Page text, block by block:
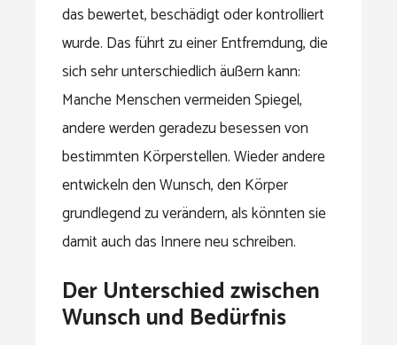
das bewertet, beschädigt oder kontrolliert
wurde. Das führt zu einer Entfremdung, die
sich sehr unterschiedlich äußern kann:
Manche Menschen vermeiden Spiegel,
andere werden geradezu besessen von
bestimmten Körperstellen. Wieder andere
entwickeln den Wunsch, den Körper
grundlegend zu verändern, als könnten sie
damit auch das Innere neu schreiben.
Der Unterschied zwischen
Wunsch und Bedürfnis